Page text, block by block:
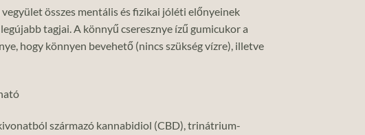
összes mentális és fizikai jóléti előnyeinek
tagjai. A könnyű cseresznye ízű gumicukor a
hogy könnyen bevehető (nincs szükség vízre), illetve
származó kannabidiol (CBD), trinátrium-